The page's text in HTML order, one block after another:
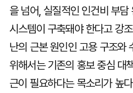
을 넘어, 실질적인 인건비 부
시스템이 구축돼야 한다고 강
난의 근본 원인인 고용 구조와
위해서는 기존의 홍보 중심 대
근이 필요하다는 목소리가 높